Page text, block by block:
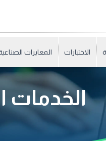
الاختبارات المعايرات
الخدمات